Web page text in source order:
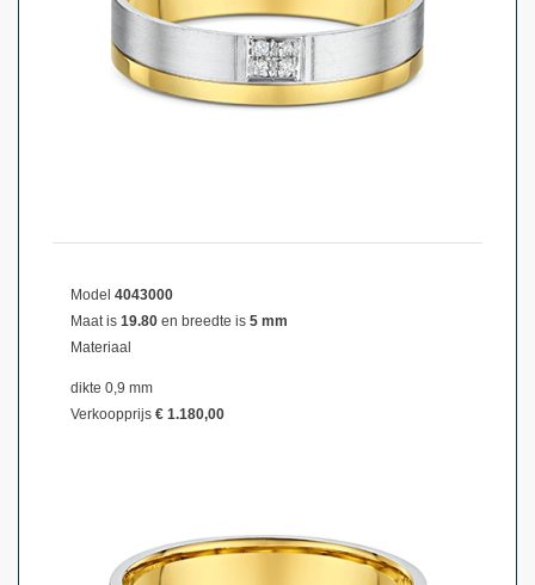
Model 4043000
Maat is 19.80 en breedte is 5 mm
Materiaal
dikte 0,9 mm
Verkoopprijs € 1.180,00